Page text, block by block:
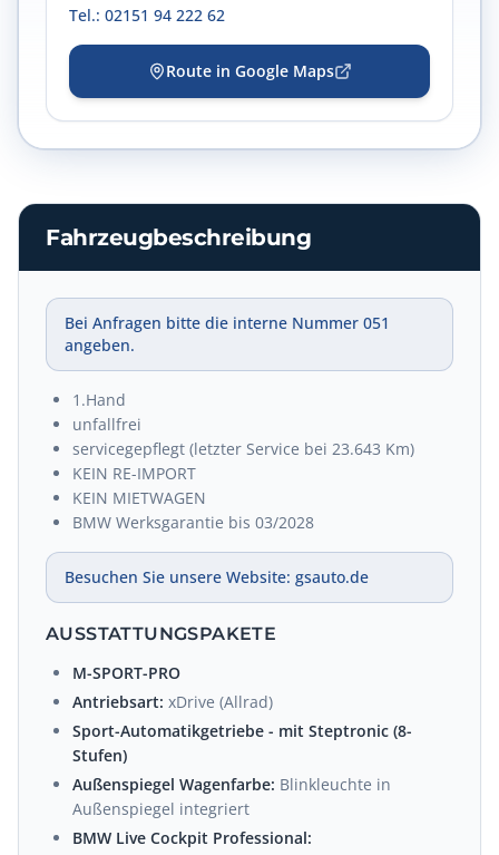
Tel.: 02151 94 222 62
Route in Google Maps
Fahrzeugbeschreibung
Bei Anfragen bitte die interne Nummer 051
angeben.
1.Hand
unfallfrei
servicegepflegt (letzter Service bei 23.643 Km)
KEIN RE-IMPORT
KEIN MIETWAGEN
BMW Werksgarantie bis 03/2028
Besuchen Sie unsere Website: gsauto.de
AUSSTATTUNGSPAKETE
M-SPORT-PRO
Antriebsart: xDrive (Allrad)
Sport-Automatikgetriebe - mit Steptronic (8-
Stufen)
Außenspiegel Wagenfarbe: Blinkleuchte in
Außenspiegel integriert
BMW Live Cockpit Professional: